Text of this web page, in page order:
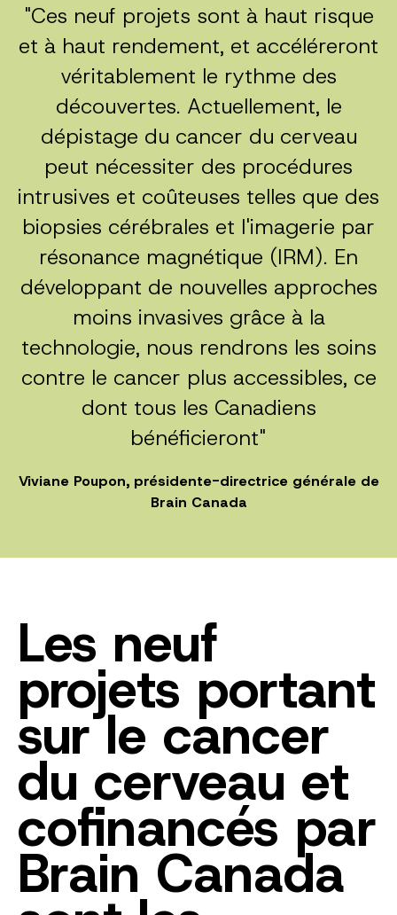
"Ces neuf projets sont à haut risque
et à haut rendement, et accéléreront
véritablement le rythme des
découvertes. Actuellement, le
dépistage du cancer du cerveau
peut nécessiter des procédures
intrusives et coûteuses telles que des
biopsies cérébrales et l'imagerie par
résonance magnétique (IRM). En
développant de nouvelles approches
moins invasives grâce à la
technologie, nous rendrons les soins
contre le cancer plus accessibles, ce
dont tous les Canadiens
bénéficieront"
Viviane Poupon, présidente-directrice générale de
Brain Canada
Les neuf
projets portant
sur le cancer
du cerveau et
cofinancés par
Brain Canada